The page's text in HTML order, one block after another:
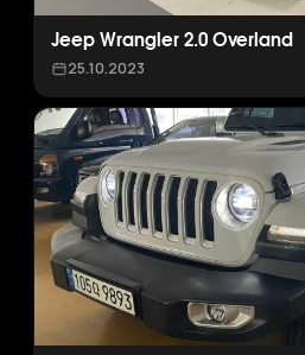
Jeep Wrangler 2.0 Overland
25.10.2023